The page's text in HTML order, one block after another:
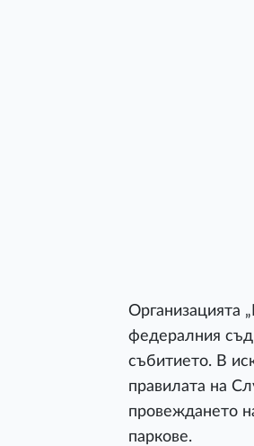
Организацията
федералния съд
събитието. В
правилата на
провеждането
паркове.